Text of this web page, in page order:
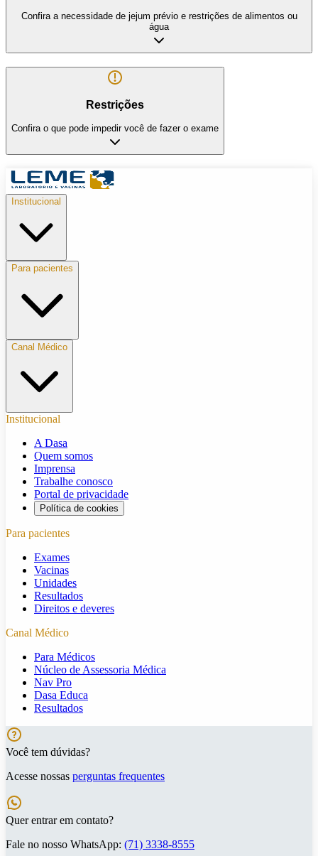
Confira a necessidade de jejum prévio e restrições de alimentos ou
água
Restrições
Confira o que pode impedir você de fazer o exame
Institucional
Para pacientes
Canal Médico
Institucional
A Dasa
Quem somos
Imprensa
Trabalhe conosco
Portal de privacidade
Política de cookies
Para pacientes
Exames
Vacinas
Unidades
Resultados
Direitos e deveres
Canal Médico
Para Médicos
Núcleo de Assessoria Médica
Nav Pro
Dasa Educa
Resultados
Você tem dúvidas?
Acesse nossas perguntas frequentes
Quer entrar em contato?
Fale no nosso WhatsApp: (71) 3338-8555